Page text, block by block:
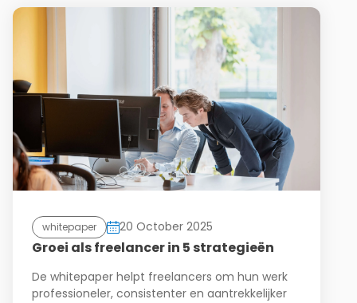
whitepaper 20 October 2025
Groei als freelancer in 5 strategieën
De whitepaper helpt freelancers om hun werk
professioneler, consistenter en aantrekkelijker